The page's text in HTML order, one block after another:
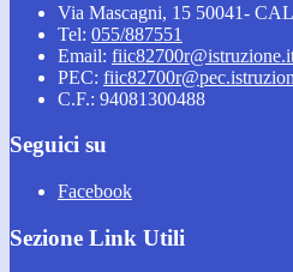
Via Mascagni, 15 50041-
Tel: 055/887551
Email:
PEC:
C.F.: 94081300488
Seguici su
Facebook
Sezione Link Utili